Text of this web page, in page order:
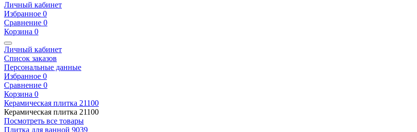
Личный кабинет
Избранное 0
Сравнение 0
Корзина 0
Личный кабинет
Список заказов
Персональные данные
Избранное 0
Сравнение 0
Корзина 0
Керамическая плитка 21100
Керамическая плитка 21100
Посмотреть все товары
Плитка для ванной 9039